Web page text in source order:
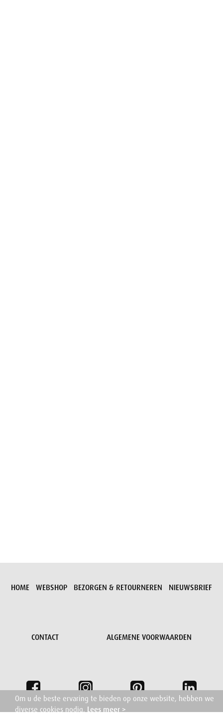
HOME WEBSHOP BEZORGEN & RETOURNEREN NIEUWSBRIEF
CONTACT ALGEMENE VOORWAARDEN
Om u de beste ervaring te bieden op onze website, hebben we
diverse cookies nodig.Lees meer >